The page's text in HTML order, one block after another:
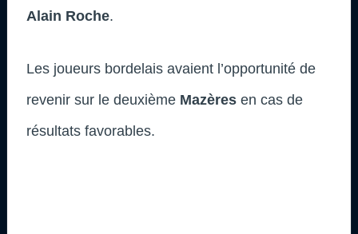
Alain Roche.
Les joueurs bordelais avaient l’opportunité de
revenir sur le deuxième Mazères en cas de
résultats favorables.